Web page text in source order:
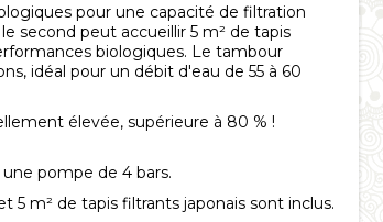
pour une capacité de filtration
second peut accueillir 5 m² de tapis
biologiques. Le tambour
idéal pour un débit d'eau de 55 à 60
élevée, supérieure à 80 % !
pompe de 4 bars.
m² de tapis filtrants japonais sont inclus.